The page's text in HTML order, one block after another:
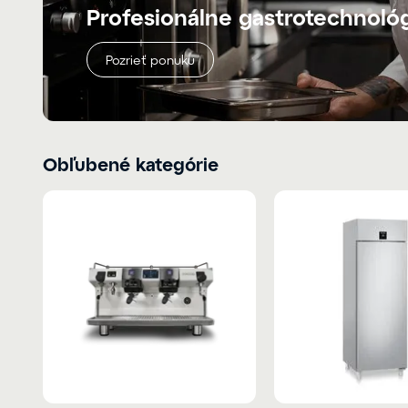
Profesionálne
Pozrieť ponuku
Obľubené kategórie